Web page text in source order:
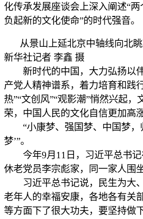
化传承发展座谈会上深入阐述“
负起新的文化使命”的时代强音。
从景山上延北京中轴线向北
新华社记者 李鑫 摄
新时代的中国，大力弘扬以
产党人精神谱系，着力培育和践
热”“文创风”“观影潮”悄然兴起
荣，中国人民的文化自信更加高
“小康梦、强国梦、中国梦，
梦’”。
今年9月11日，习近平总书记
休老党员李宗彪家，同一家人围
习近平总书记说，民生为大
老年人的幸福安康，各地各有关
等方面下了很大功夫，要坚持做